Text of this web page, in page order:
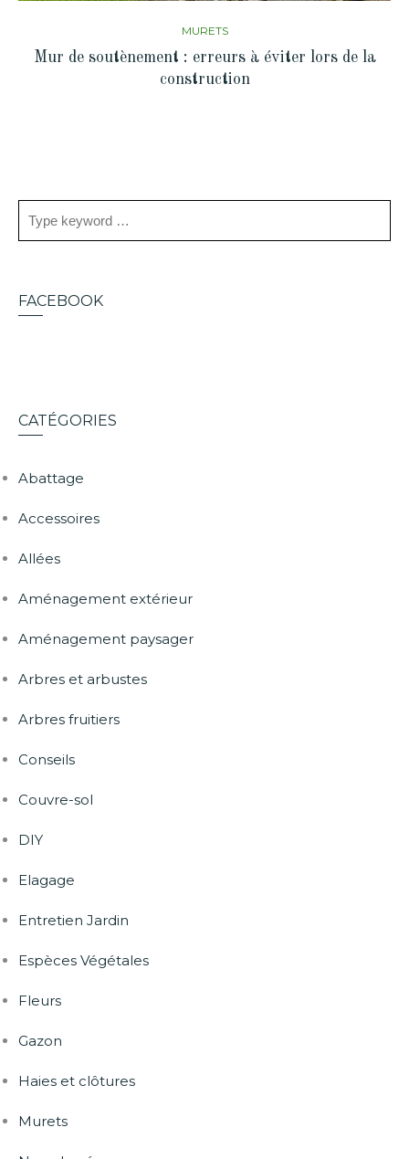
MURETS
Mur de soutènement : erreurs à éviter lors de la
construction
FACEBOOK
CATÉGORIES
Abattage
Accessoires
Allées
Aménagement extérieur
Aménagement paysager
Arbres et arbustes
Arbres fruitiers
Conseils
Couvre-sol
DIY
Elagage
Entretien Jardin
Espèces Végétales
Fleurs
Gazon
Haies et clôtures
Murets